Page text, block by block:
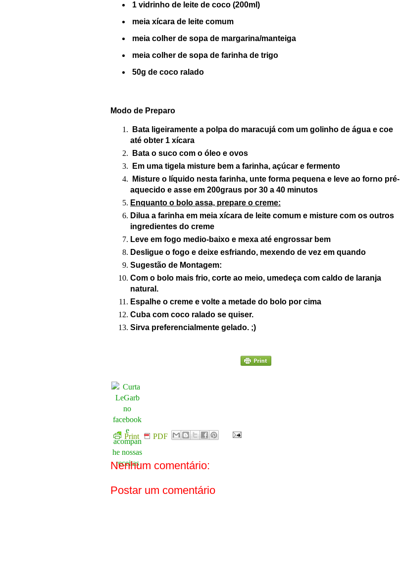
1 vidrinho de leite de coco (200ml)
meia xícara de leite comum
meia colher de sopa de margarina/manteiga
meia colher de sopa de farinha de trigo
50g de coco ralado
Modo de Preparo
Bata ligeiramente a polpa do maracujá com um golinho de água e coe
até obter 1 xícara
Bata o suco com o óleo e ovos
Em uma tigela misture bem a farinha, açúcar e fermento
Misture o líquido nesta farinha, unte forma pequena e leve ao forno pré-
aquecido e asse em 200graus por 30 a 40 minutos
Enquanto o bolo assa, prepare o creme:
Dilua a farinha em meia xícara de leite comum e misture com os outros
ingredientes do creme
Leve em fogo medio-baixo e mexa até engrossar bem
Desligue o fogo e deixe esfriando, mexendo de vez em quando
Sugestão de Montagem:
Com o bolo mais frio, corte ao meio, umedeça com caldo de laranja
natural.
Espalhe o creme e volte a metade do bolo por cima
Cuba com coco ralado se quiser.
Sirva preferencialmente gelado. ;)
Print PDF
Nenhum comentário:
Postar um comentário